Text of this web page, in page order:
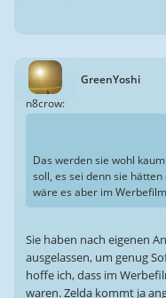
GreenYoshi
n8crow:
Das werden sie wohl
soll, es sei denn sie
wäre es aber im
Sie haben nach eigenen
ausgelassen, um genug
hoffe ich, dass im
waren. Zelda kommt ja